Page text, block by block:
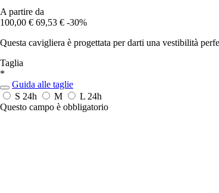
A partire da
100,00 € 69,53 € -30%
Questa cavigliera è progettata per darti una vestibilità
Taglia
*
Guida alle taglie
S 24h M L 24h
Questo campo è obbligatorio